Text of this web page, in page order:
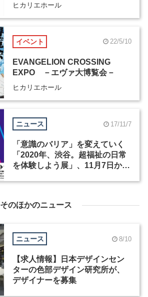
ヒカリエホール
イベント 22/5/10
EVANGELION CROSSING
EXPO －エヴァ大博覧会－
ヒカリエホール
ニュース 17/11/7
「意識のバリア」を変えていく
「2020年、渋谷。超福祉の日常
を体験しよう展」、11月7日から
そのほかのニュース
ニュース 8/10
【求人情報】日本デザインセン
ターの色部デザイン研究所が、
デザイナーを募集